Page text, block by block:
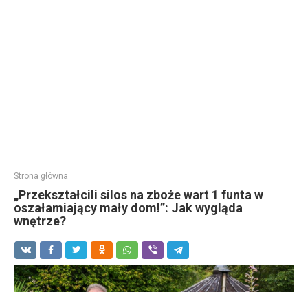
Strona główna
„Przekształcili silos na zboże wart 1 funta w
oszałamiający mały dom!”: Jak wygląda
wnętrze?